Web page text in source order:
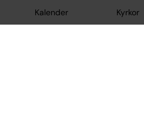
Kalender Kyrkor